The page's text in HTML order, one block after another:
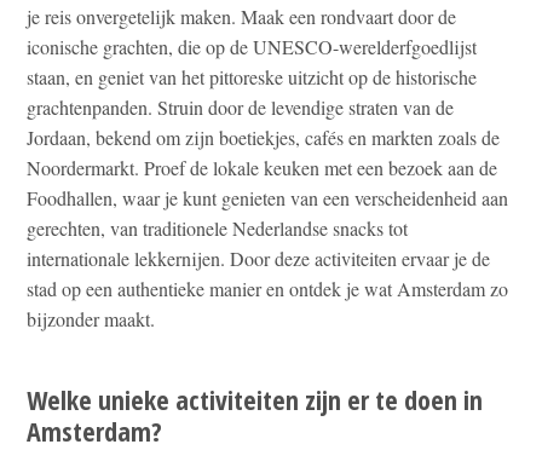
je reis onvergetelijk maken. Maak een rondvaart door de
iconische grachten, die op de UNESCO-werelderfgoedlijst
staan, en geniet van het pittoreske uitzicht op de historische
grachtenpanden. Struin door de levendige straten van de
Jordaan, bekend om zijn boetiekjes, cafés en markten zoals de
Noordermarkt. Proef de lokale keuken met een bezoek aan de
Foodhallen, waar je kunt genieten van een verscheidenheid aan
gerechten, van traditionele Nederlandse snacks tot
internationale lekkernijen. Door deze activiteiten ervaar je de
stad op een authentieke manier en ontdek je wat Amsterdam zo
bijzonder maakt.
Welke unieke activiteiten zijn er te doen in
Amsterdam?